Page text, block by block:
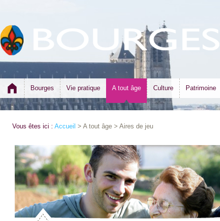
Bourges Vie pratique A tout âge Culture Patrimoine
Vous êtes ici : Accueil > A tout âge > Aires de jeu